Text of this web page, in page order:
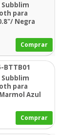
Subblim
para
Negra
Comprar
BTTB01
Subblim
para
Azul
Comprar